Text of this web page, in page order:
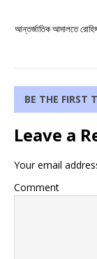
আন্তর্জাতিক আদালতে
BE THE FIRST
Leave a
Your email
Comment